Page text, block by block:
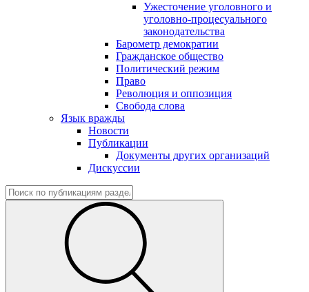
Ужесточение уголовного и
уголовно-процесуального
законодательства
Барометр демократии
Гражданское общество
Политический режим
Право
Революция и оппозиция
Свобода слова
Язык вражды
Новости
Публикации
Документы других организаций
Дискуссии